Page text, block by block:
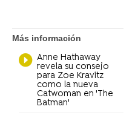
Más información
Anne Hathaway
revela su consejo
para Zoe Kravitz
como la nueva
Catwoman en 'The
Batman'